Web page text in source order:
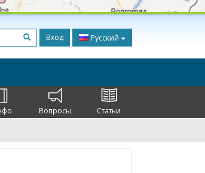
Вход Русский
Вопросы Статьи